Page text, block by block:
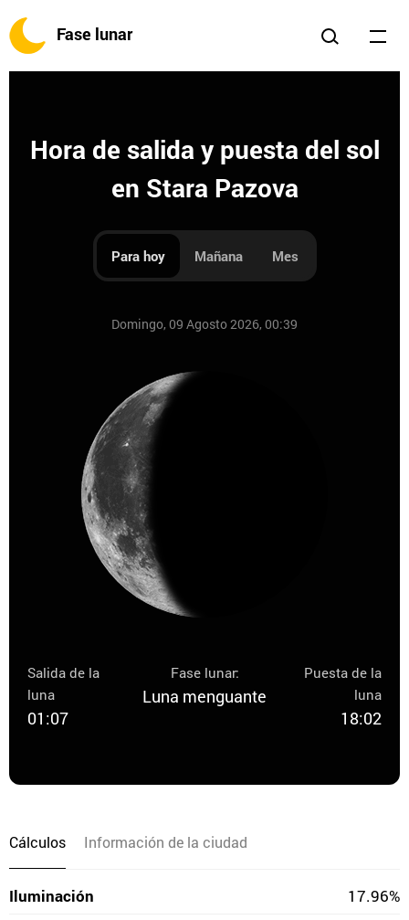
Fase lunar
Hora de salida y puesta del sol
en Stara Pazova
Para hoy Mañana Mes
Domingo, 09 Agosto 2026, 00:39
Salida de la
luna
01:07
Fase lunar:
Luna menguante
Puesta de la
luna
18:02
Cálculos Información de la ciudad
Iluminación
17.96%